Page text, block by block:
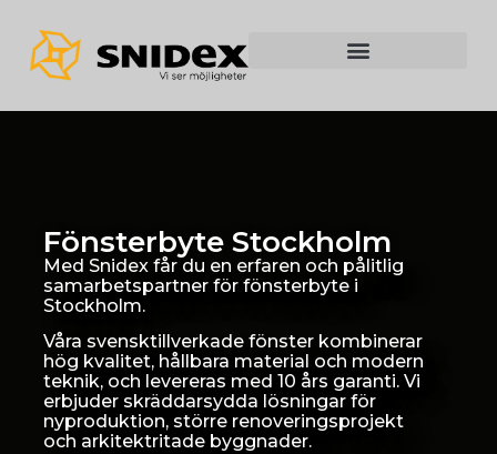
Fönsterbyte Stockholm
Med Snidex får du en erfaren och pålitlig
samarbetspartner för fönsterbyte i
Stockholm.
Våra svensktillverkade fönster kombinerar
hög kvalitet, hållbara material och modern
teknik, och levereras med 10 års garanti. Vi
erbjuder skräddarsydda lösningar för
nyproduktion, större renoveringsprojekt
och arkitektritade byggnader.